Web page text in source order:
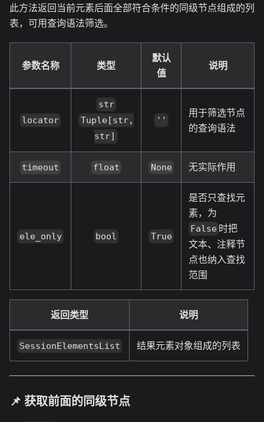
此方法返回当前元素后面全部符合条件的同级节点组成的列
表，可用查询语法筛选。
参数名称 类型
默认
值
说明
locator
str
Tuple[str,
str]
''
用于筛选节点
的查询语法
timeout float None 无实际作用
ele_only bool True
是否只查找元
素，为
False 时把
文本、注释节
点也纳入查找
范围
返回类型 说明
SessionElementsList 结果元素对象组成的列表
📌 获取前面的同级节点